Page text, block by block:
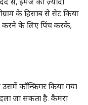
के हिसाब से सेट किया
करने के लिए पिंच करके,
कॉन्फ़िगर किया गया
जा सकता है. कैमरा